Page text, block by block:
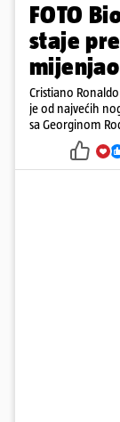
FOTO
staje
Cristiano
je od najvećih
sa Georginom